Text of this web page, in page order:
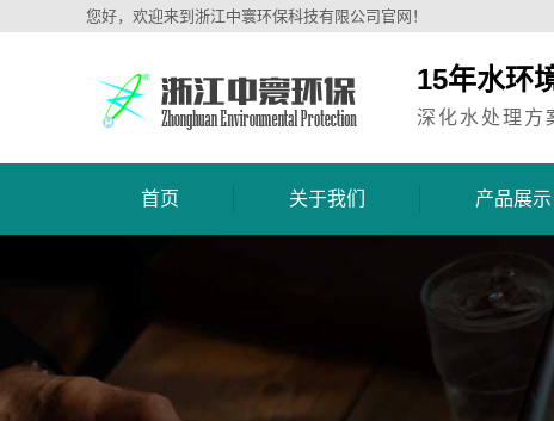
您好，欢迎来到浙江中寰环保科技有限公司官网！
15年水环
深化水处理方
首页 关于我们 产品展示